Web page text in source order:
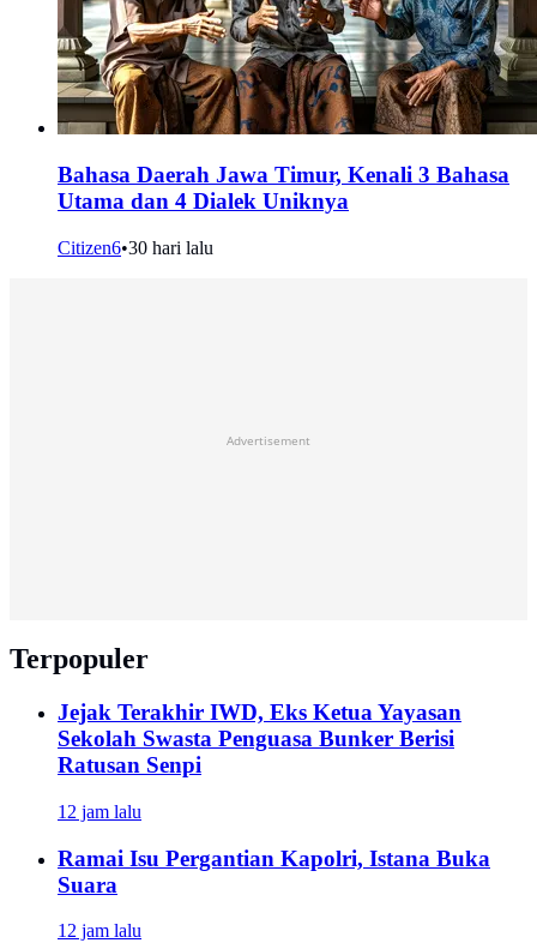
Bahasa Daerah Jawa Timur, Kenali 3 Bahasa
Utama dan 4 Dialek Uniknya
Citizen6•30 hari lalu
Advertisement
Terpopuler
Jejak Terakhir IWD, Eks Ketua Yayasan
Sekolah Swasta Penguasa Bunker Berisi
Ratusan Senpi
12 jam lalu
Ramai Isu Pergantian Kapolri, Istana Buka
Suara
12 jam lalu